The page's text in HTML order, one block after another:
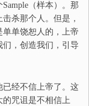
Sample （样本）。那
杀那个人。但是，
单饶恕人的，上帝
，创造我们，引导
已经不信上帝了。这
咒诅是不相信上